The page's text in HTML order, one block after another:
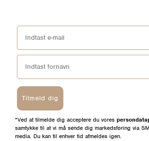
Tilmeld dig
*Ved at tilmelde dig acceptere du vores
samtykke til at vi må sende dig markedsføring via
media. Du kan til enhver tid afmeldes igen.